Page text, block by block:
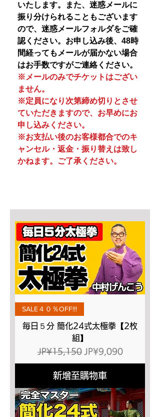
いたします。また、迷惑メールに
振り分けられることもございます
ので、迷惑メールフォルダをご確
認ください。お申し込み後、48時
間経ってもメールが届かない場合
はお手数ですがご連絡ください。
※メールのみでチケットはござい
ません。
※定員になり次第締め切りとさせ
ていただきますので、お早めにお
申し込みください。
※お支払い後のお客様都合でのキ
ャンセル・返金・振り替えは致し
かねます。ご了承ください。
SALE４０％OFF!!!
毎日５分 簡化24式太極拳【2枚
組】
一般價格
JP¥15,150 促銷價格
JP¥9,090
新增至購物車